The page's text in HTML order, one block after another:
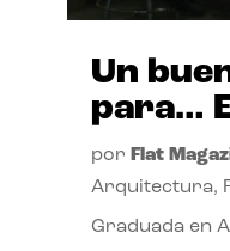
Un
para…
por Flat
Arquitectura,
Graduada en